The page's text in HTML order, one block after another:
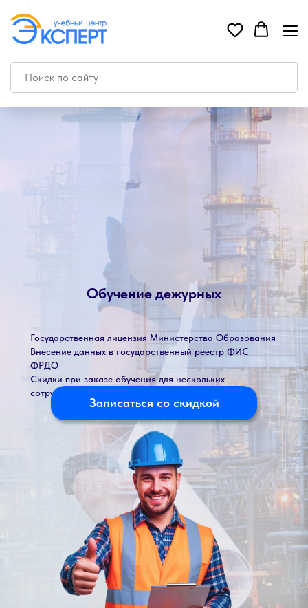
Обучение дежурных
Государственная лицензия Министерства Образования
Внесение данных в государственный реестр ФИС
ФРДО
Скидки при заказе обучения для нескольких
сотрудников
Записаться со скидкой